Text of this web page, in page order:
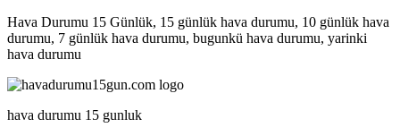
Hava Durumu 15 Günlük, 15 günlük hava durumu, 10 günlük hava
durumu, 7 günlük hava durumu, bugunkü hava durumu, yarinki
hava durumu
hava durumu 15 gunluk